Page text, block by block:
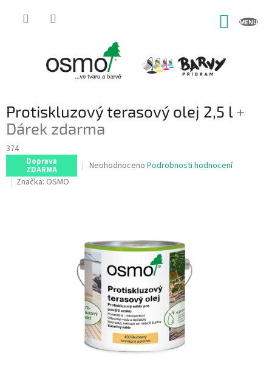
Protiskluzový terasový olej 2,5 l+
Dárek zdarma
374
Doprava
ZDARMA
Průměrné
hvězdiček.
Neohodnoceno Podrobnosti hodnocení
Značka: OSMO